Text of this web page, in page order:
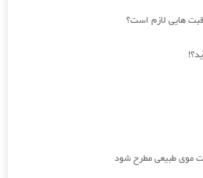
هایی لازم است؟
موی طبیعی مطرح شود